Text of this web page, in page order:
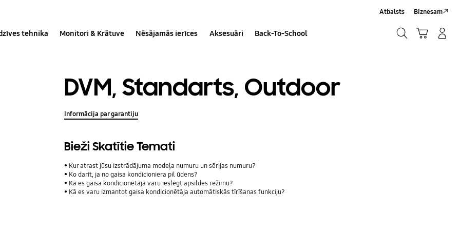
tehnika Monitori & Krātuve Nēsājamās ierīces Aksesuāri Back-To-School
Atbalsts Biznesam
DVM, Standarts, Outdoor
Informācija par garantiju
Bieži Skatītie Temati
Kur atrast jūsu izstrādājuma modeļa numuru un sērijas numuru?
Ko darīt, ja no gaisa kondicioniera pil ūdens?
Kā es gaisa kondicionētājā varu ieslēgt apsildes režīmu?
Kā es varu izmantot gaisa kondicionētāja automātiskās tīrīšanas funkciju?